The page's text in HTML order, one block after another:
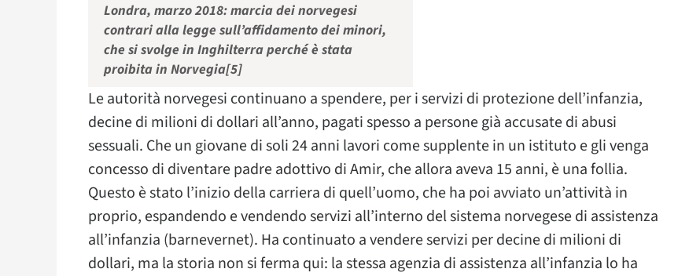
Londra, marzo 2018: marcia dei norvegesi
contrari alla legge sull’affidamento dei minori,
che si svolge in Inghilterra perché è stata
proibita in Norvegia[5]
Le autorità norvegesi continuano a spendere, per i servizi di protezione dell’infanzia,
decine di milioni di dollari all’anno, pagati spesso a persone già accusate di abusi
sessuali. Che un giovane di soli 24 anni lavori come supplente in un istituto e gli venga
concesso di diventare padre adottivo di Amir, che allora aveva 15 anni, è una follia.
Questo è stato l’inizio della carriera di quell’uomo, che ha poi avviato un’attività in
proprio, espandendo e vendendo servizi all’interno del sistema norvegese di assistenza
all’infanzia (barnevernet). Ha continuato a vendere servizi per decine di milioni di
dollari, ma la storia non si ferma qui: la stessa agenzia di assistenza all’infanzia lo ha